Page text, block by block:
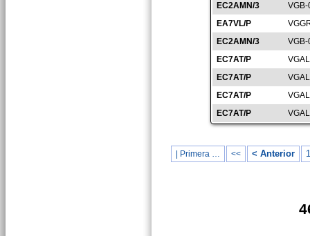
EC2AMN/3
EA7VL/P
EC2AMN/3
EC7AT/P
EC7AT/P
EC7AT/P
EC7AT/P
| Primera … << < Anterior